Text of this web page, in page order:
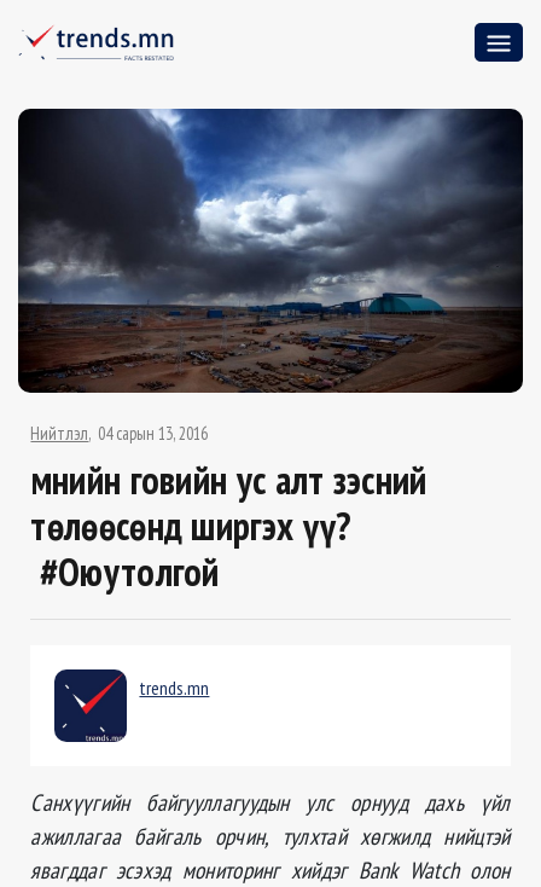
Нийтлэл 04 сарын 13, 2016
Өмнийн говийн ус алт зэсний
төлөөсөнд ширгэх үү?
#Оюутолгой
trends.mn
Санхүүгийн байгууллагуудын улс орнууд дахь үйл
ажиллагаа байгаль орчин, тулхтай хөгжилд нийцтэй
явагддаг эсэхэд мониторинг хийдэг Bank Watch олон